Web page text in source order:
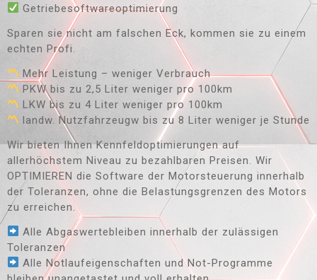
Getriebesoftwareoptimierung
Sparen sie nicht am falschen Eck, kommen sie zu einem
echten Profi.
Mehr Leistung – weniger Verbrauch
PKW bis zu 2,5 Liter weniger pro 100km
LKW bis zu 4 Liter weniger pro 100km
landw. Nutzfahrzeugw bis zu 8 Liter weniger je Stunde
Wir bieten Ihnen Kennfeldoptimierungen auf
allerhöchstem Niveau zu bezahlbaren Preisen. Wir
OPTIMIEREN die Software der Motorsteuerung innerhalb
der Toleranzen, ohne die Belastungsgrenzen des Motors
zu erreichen.
Alle Abgaswertebleiben innerhalb der zulässigen
Toleranzen
Alle Notlaufeigenschaften und Not-Programme